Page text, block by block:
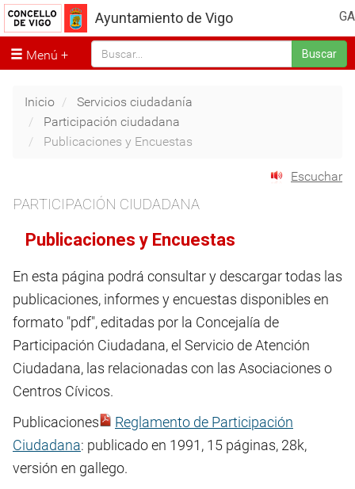
GA
Ayuntamiento de Vigo
Menú Buscar
Inicio
Servicios ciudadanía
Participación ciudadana
Publicaciones y Encuestas
Escuchar
PARTICIPACIÓN CIUDADANA
Publicaciones y Encuestas
En esta página podrá consultar y descargar todas las
publicaciones, informes y encuestas disponibles en
formato "pdf", editadas por la Concejalía de
Participación Ciudadana, el Servicio de Atención
Ciudadana, las relacionadas con las Asociaciones o
Centros Cívicos.
Publicaciones
Reglamento de Participación
Ciudadana: publicado en 1991, 15 páginas, 28k,
versión en gallego.